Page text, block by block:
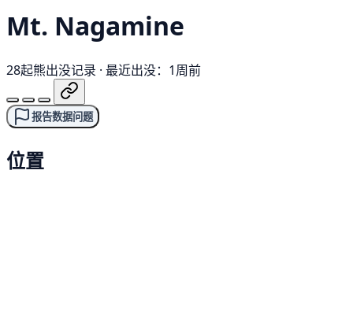
Mt. Nagamine
28起熊出没记录 · 最近出没：1周前
报告数据问题
位置